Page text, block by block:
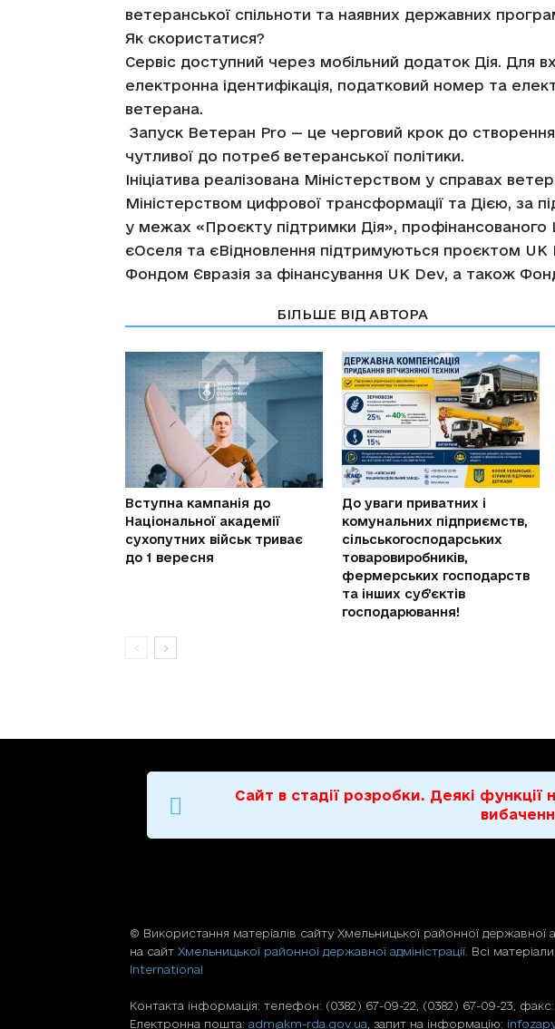
ветеранської спільноти та наявних державних
Як скористатися?
Сервіс доступний через мобільний додаток Дія. Для
електронна ідентифікація, податковий номер та
ветерана.
Запуск Ветеран Pro — це черговий крок до
чутливої до потреб ветеранської політики.
Ініціатива реалізована Міністерством у справах
Міністерством цифрової трансформації та Дією, за
у межах «Проєкту підтримки Дія»,
єОселя та єВідновлення підтримуються проєктом UK
Фондом Євразія за фінансування UK Dev, а також
БІЛЬШЕ ВІД АВТОРА
Вступна кампанія до
Національної академії
сухопутних військ триває
до 1 вересня
До уваги приватних і
комунальних підприємств,
сільськогосподарських
товаровиробників,
фермерських господарств
та інших суб’єктів
господарювання!
Сайт в стадії розробки. Деякі
© Використання матерiалiв сайту Хмельницької районної державної
на сайт Хмельницької районної державної адміністрації . Всі
International
Контакта інформація: телефон: (0382) 67-09-22, (0382) 67-09-23,
Електронна пошта: adm@km-rda.gov.ua , запит на інформацію: